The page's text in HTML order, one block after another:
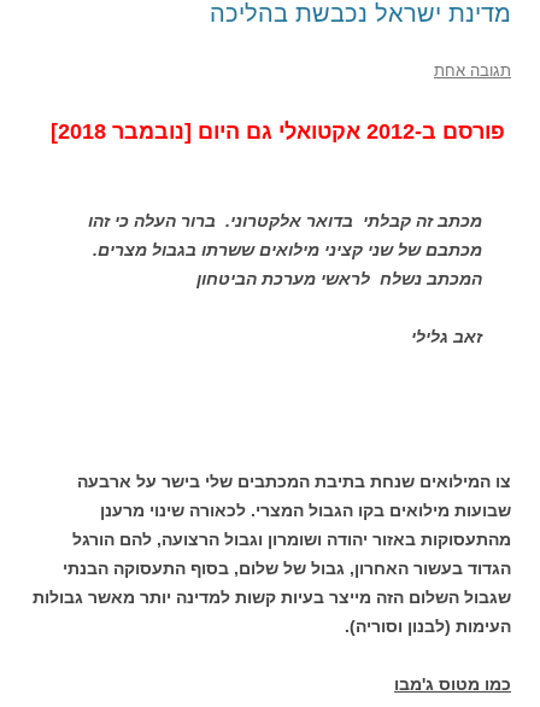
מדינת ישראל נכבשת בהליכה
תגובה אחת
פורסם ב-2012 אקטואלי גם היום [נובמבר 2018]
מכתב זה קבלתי בדואר אלקטרוני. ברור העלה כי זהו
מכתבם של שני קציני מילואים ששרתו בגבול מצרים.
המכתב נשלח לראשי מערכת הביטחון
זאב גלילי
צו המילואים שנחת בתיבת המכתבים שלי בישר על ארבעה
שבועות מילואים בקו הגבול המצרי. לכאורה שינוי מרענן
מהתעסוקות באזור יהודה ושומרון וגבול הרצועה, להם הורגל
הגדוד בעשור האחרון, גבול של שלום, בסוף התעסוקה הבנתי
שגבול השלום הזה מייצר בעיות קשות למדינה יותר מאשר גבולות
העימות (לבנון וסוריה).
כמו מטוס ג'מבו